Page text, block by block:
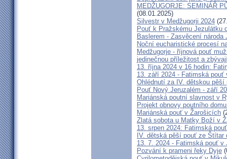
MEDŽUGORJE: SEMINÁŘ
(08.01.2025)
Silvestr v Medžugorji 2024
Pouť k Pražskému Jezulátku
Baslerem - Zasvěcení národa
Noční eucharistické procesí
Medžugorje - říjnová pouť
jedinečnou příležitost a
13. října 2024 v 16 hodin:
13. září 2024 - Fatimská pouť
Ohlédnutí za IV. dětskou
Pouť Nový Jeruzalém - září
Mariánská poutní slavnost v
Projekt obnovy poutního
Mariánská pouť v Žarošicích
Zlatá sobota u Matky Boží v
13. srpen 2024: Fatimská
IV. dětská pěší pouť ze Štítar
13. 7. 2024 - Fatimská pouť
Pozvání k prameni řeky Dyje